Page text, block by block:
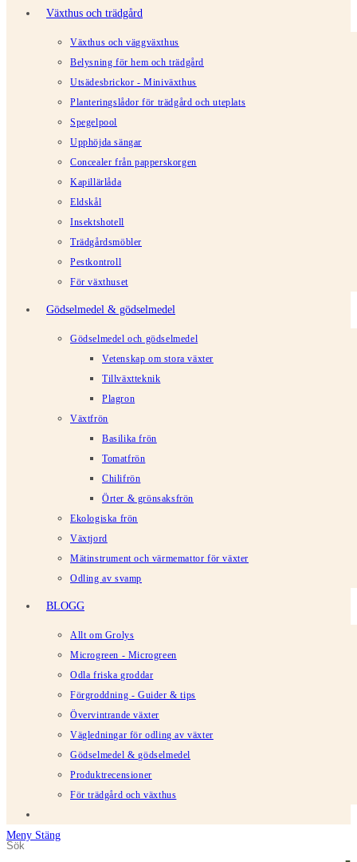
Växthus och trädgård
Växthus och väggväxthus
Belysning för hem och trädgård
Utsädesbrickor - Miniväxthus
Planteringslådor för trädgård och uteplats
Spegelpool
Upphöjda sängar
Concealer från papperskorgen
Kapillärlåda
Eldskål
Insektshotell
Trädgårdsmöbler
Pestkontroll
För växthuset
Gödselmedel & gödselmedel
Gödselmedel och gödselmedel
Vetenskap om stora växter
Tillväxtteknik
Plagron
Växtfrön
Basilika frön
Tomatfrön
Chilifrön
Örter & grönsaksfrön
Ekologiska frön
Växtjord
Mätinstrument och värmemattor för växter
Odling av svamp
BLOGG
Allt om Grolys
Microgreen - Microgreen
Odla friska groddar
Förgroddning - Guider & tips
Övervintrande växter
Vägledningar för odling av växter
Gödselmedel & gödselmedel
Produktrecensioner
För trädgård och växthus
Meny Stäng
Sök